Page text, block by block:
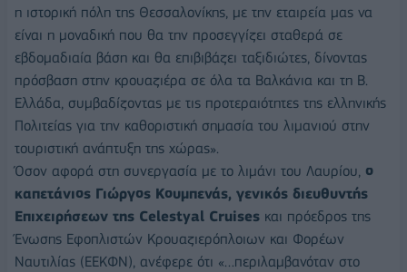
η ιστορική πόλη της Θεσσαλονίκης, με την εταιρεία μας να
είναι η μοναδική που θα την προσεγγίζει σταθερά σε
εβδομαδιαία βάση και θα επιβιβάζει ταξιδιώτες, δίνοντας
πρόσβαση στην κρουαζιέρα σε όλα τα Βαλκάνια και τη Β.
Ελλάδα, συμβαδίζοντας με τις προτεραιότητες της ελληνικής
Πολιτείας για την καθοριστική σημασία του λιμανιού στην
τουριστική ανάπτυξη της χώρας».
Όσον αφορά στη συνεργασία με το λιμάνι του Λαυρίου, ο
καπετάνιος Γιώργος Κουμπενάς, γενικός διευθυντής
Επιχειρήσεων της Celestyal Cruises και πρόεδρος της
Ένωσης Εφοπλιστών Κρουαζιερόπλοιων και Φορέων
Ναυτιλίας (ΕΕΚΦΝ), ανέφερε ότι «…περιλαμβανόταν στο